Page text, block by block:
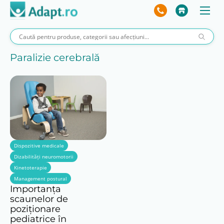
Paralizie cerebrală
Dispozitive medicale
Dizabilități neuromotorii
Kinetoterapie
Management postural
Importanța
scaunelor de
poziționare
pediatrice în